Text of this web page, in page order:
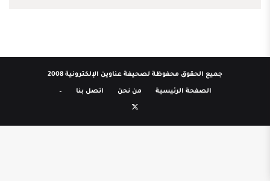
جميع الحقوق محفوظة لصحيفة عناوين الإلكترونية 2008
الصفحة الرئيسية من نحن اتصل بنا –